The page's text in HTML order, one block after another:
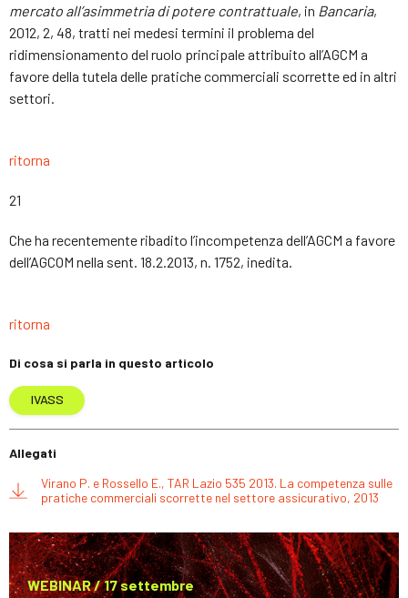
mercato all’asimmetria di potere contrattuale, in Bancaria,
2012, 2, 48, tratti nei medesi termini il problema del
ridimensionamento del ruolo principale attribuito all’AGCM a
favore della tutela delle pratiche commerciali scorrette ed in altri
settori.
ritorna
21
Che ha recentemente ribadito l’incompetenza dell’AGCM a favore
dell’AGCOM nella sent. 18.2.2013, n. 1752, inedita.
ritorna
Di cosa si parla in questo articolo
IVASS
Allegati
Virano P. e Rossello E., TAR Lazio 535 2013. La competenza sulle
pratiche commerciali scorrette nel settore assicurativo, 2013
WEBINAR / 17 settembre